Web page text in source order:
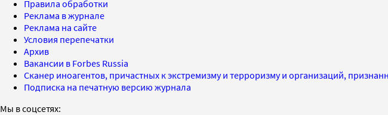
Правила обработки
Реклама в журнале
Реклама на сайте
Условия перепечатки
Архив
Вакансии в Forbes Russia
Сканер иноагентов, причастных к экстремизму и терроризму и организаций,
Подписка на печатную версию журнала
Мы в соцсетях: